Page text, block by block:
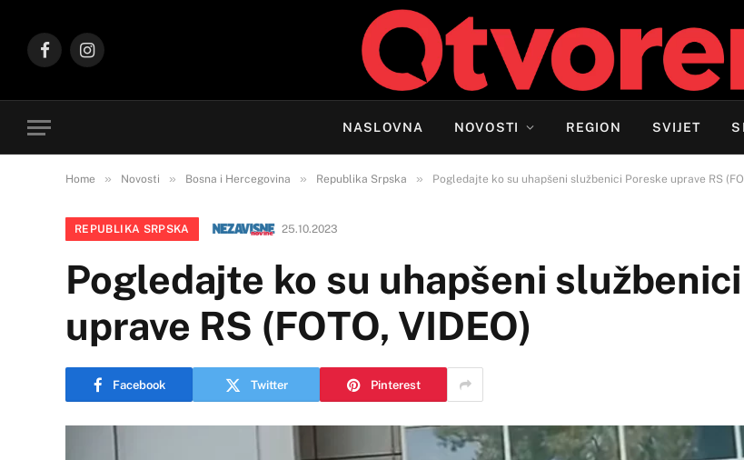
FacebookInstagram
NASLOVNA NOVOSTI REGION SVIJET
Home » Novosti » Bosna i Hercegovina » Republika Srpska » Pogledajte ko su uhapšeni službenici Poreske uprave RS
REPUBLIKA SRPSKA 25.10.2023
Pogledajte ko su uhapšeni
uprave RS (FOTO, VIDEO)
Facebook Twitter Pinterest